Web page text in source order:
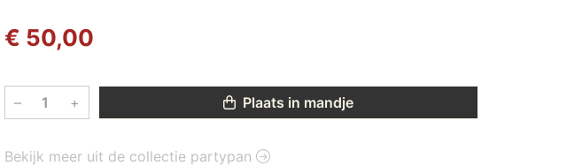
€ 50,00
– + Plaats in mandje
Bekijk meer uit de collectie partypan